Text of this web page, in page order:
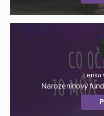
Lenka
Narozeninový